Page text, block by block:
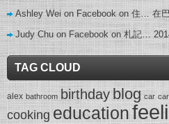
Ashley Wei on Facebookon住… 在
Judy Chu on Facebookon札記…
TAG CLOUD
alex bathroom birthdayblog car
cooking education